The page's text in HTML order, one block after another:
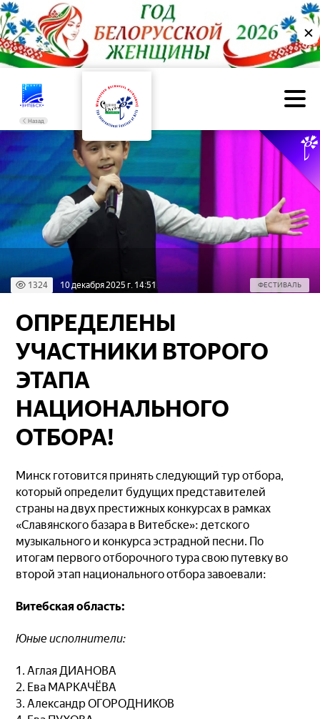
✕
Назад
1324 10 декабря 2025 г. 14:51 ФЕСТИВАЛЬ
ОПРЕДЕЛЕНЫ
УЧАСТНИКИ ВТОРОГО
ЭТАПА
НАЦИОНАЛЬНОГО
ОТБОРА!
Минск готовится принять следующий тур отбора,
который определит будущих представителей
страны на двух престижных конкурсах в рамках
«Славянского базара в Витебске»: детского
музыкального и конкурса эстрадной песни. По
итогам первого отборочного тура свою путевку во
второй этап национального отбора завоевали:
Витебская область:
Юные исполнители:
1. Аглая ДИАНОВА
2. Ева МАРКАЧЁВА
3. Александр ОГОРОДНИКОВ